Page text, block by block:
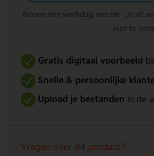
Binnen één werkdag reactie · Je zit
niet te
Gratis digitaal voorbeeld
Snelle & persoonlijke
Upload je bestanden in de
Vragen over dit product?